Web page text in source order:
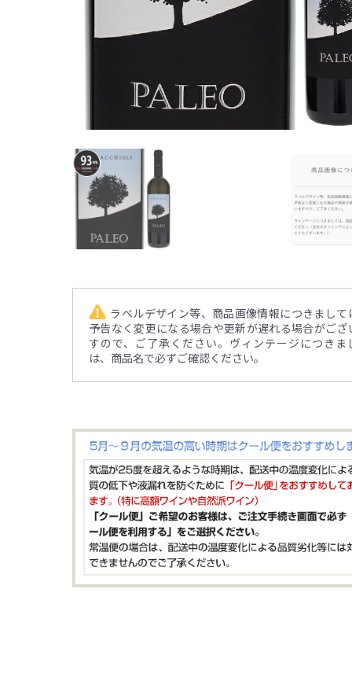
ラベルデザイン等、商品画像情報につきまして
予告なく変更になる場合や更新が遅れる場合がござ
すので、ご了承ください。ヴィンテージにつきま
は、商品名で必ずご確認ください。